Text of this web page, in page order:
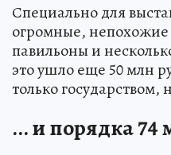
Специально для
огромные, непохожие
павильоны и
это ушло еще 50 млн
только
... и порядка 74